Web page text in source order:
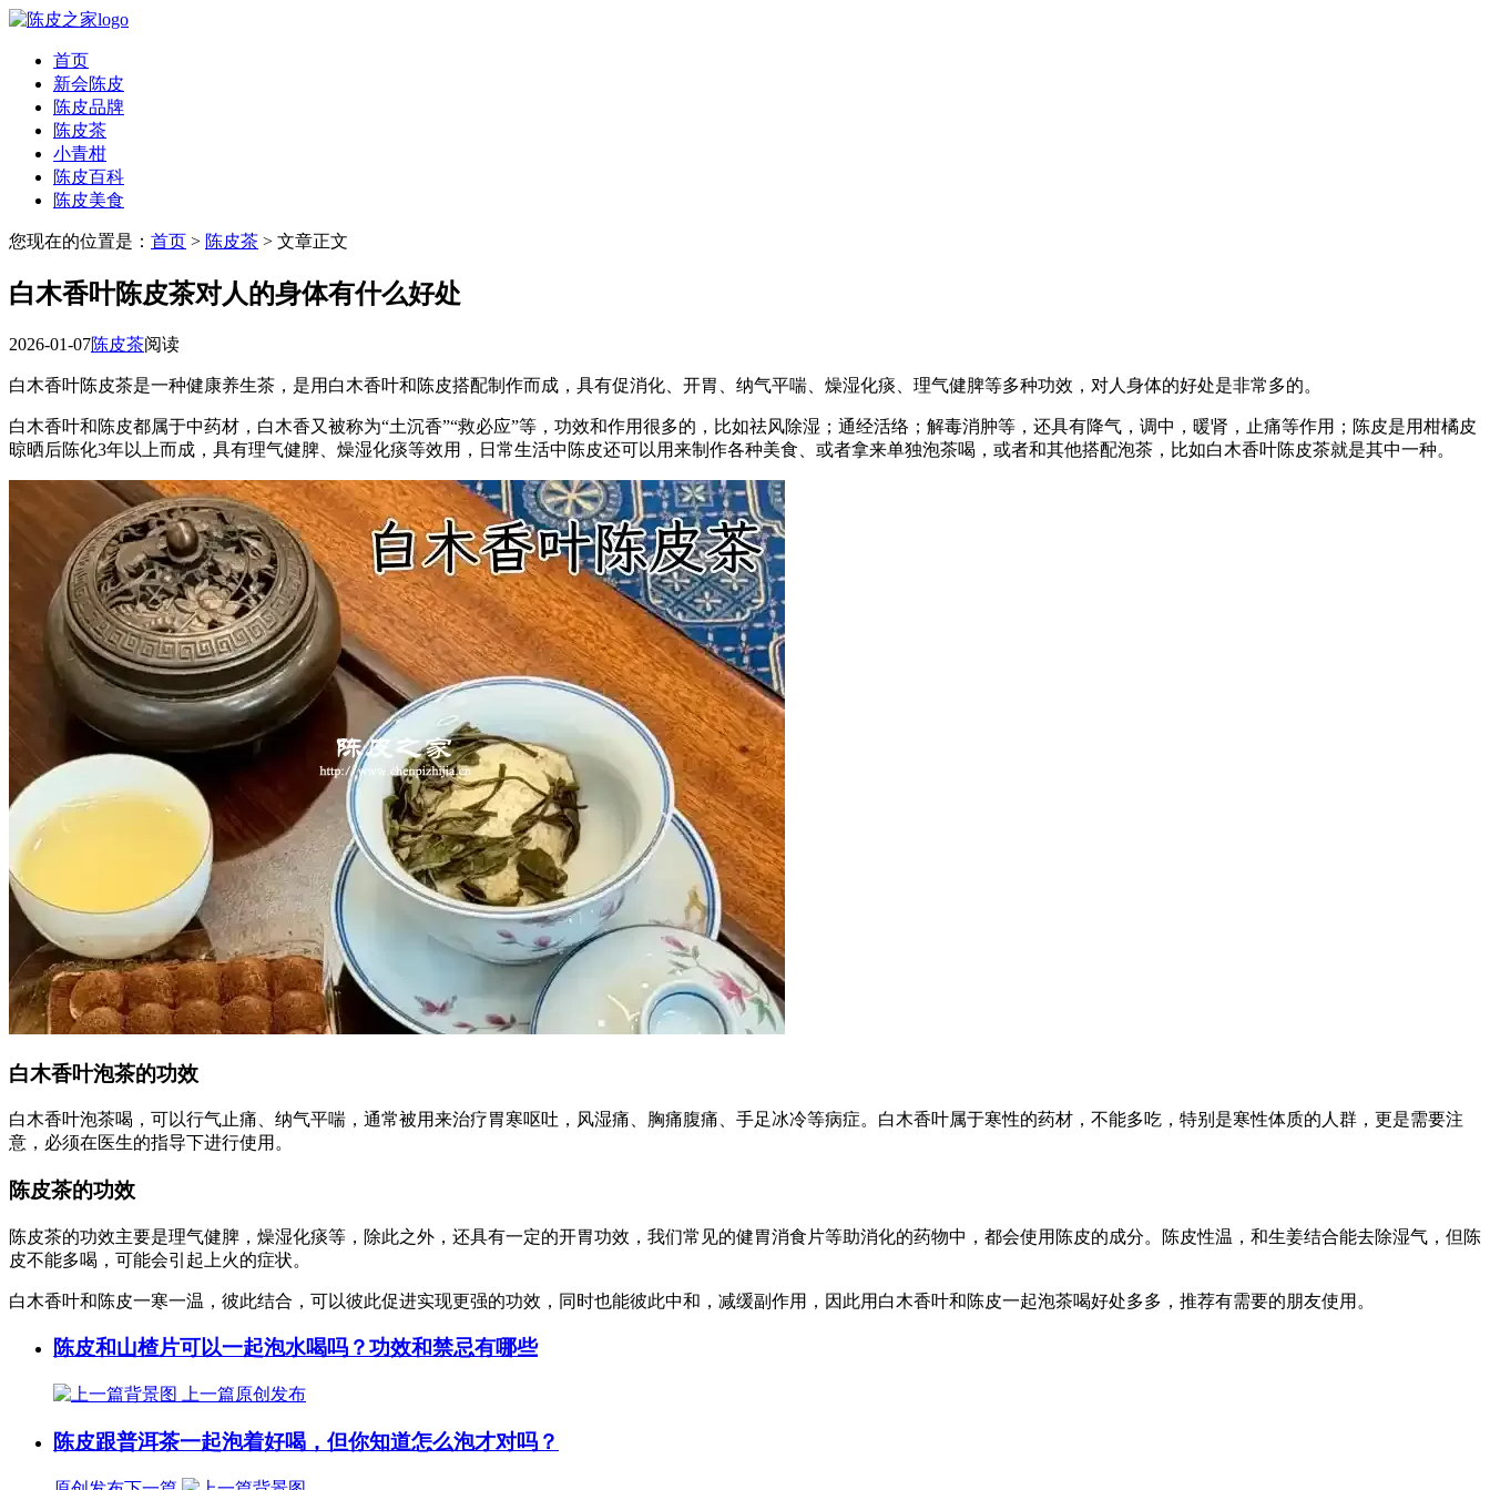
首页
新会陈皮
陈皮品牌
陈皮茶
小青柑
陈皮百科
陈皮美食
您现在的位置是： 首页 > 陈皮茶 > 文章正文
白木香叶陈皮茶对人的身体有什么好处
2026-01-07陈皮茶阅读
白木香叶陈皮茶是一种健康养生茶，是用白木香叶和陈皮搭配制作而成，具有促消化、开胃、纳气平喘、燥湿化痰、理气健脾等多种功效，对人身体的好处是非常多的。
白木香叶和陈皮都属于中药材，白木香又被称为“土沉香”“救必应”等，功效和作用很多的，比如祛风除湿；通经活络；解毒消肿等，还具有降气，调中，暖肾，止痛等作用；陈皮是用柑橘皮
晾晒后陈化3年以上而成，具有理气健脾、燥湿化痰等效用，日常生活中陈皮还可以用来制作各种美食、或者拿来单独泡茶喝，或者和其他搭配泡茶，比如白木香叶陈皮茶就是其中一种。
白木香叶泡茶的功效
白木香叶泡茶喝，可以行气止痛、纳气平喘，通常被用来治疗胃寒呕吐，风湿痛、胸痛腹痛、手足冰冷等病症。白木香叶属于寒性的药材，不能多吃，特别是寒性体质的人群，更是需要注
意，必须在医生的指导下进行使用。
陈皮茶的功效
陈皮茶的功效主要是理气健脾，燥湿化痰等，除此之外，还具有一定的开胃功效，我们常见的健胃消食片等助消化的药物中，都会使用陈皮的成分。陈皮性温，和生姜结合能去除湿气，但陈
皮不能多喝，可能会引起上火的症状。
白木香叶和陈皮一寒一温，彼此结合，可以彼此促进实现更强的功效，同时也能彼此中和，减缓副作用，因此用白木香叶和陈皮一起泡茶喝好处多多，推荐有需要的朋友使用。
陈皮和山楂片可以一起泡水喝吗？功效和禁忌有哪些
上一篇原创发布
陈皮跟普洱茶一起泡着好喝，但你知道怎么泡才对吗？